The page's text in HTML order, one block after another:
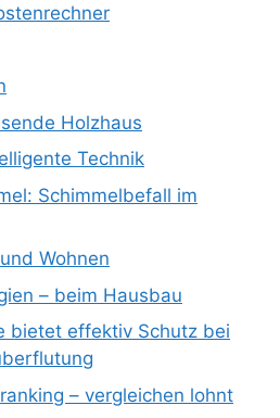
Holzhaus
Technik
Schimmelbefall im
Wohnen
– beim Hausbau
bietet effektiv Schutz bei
– vergleichen lohnt